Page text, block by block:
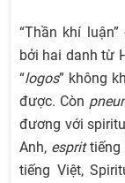
“Thần khí
bởi hai danh từ
“logos” không
được. Còn
đương với
Anh, esprittiếng
tiếng Việt,